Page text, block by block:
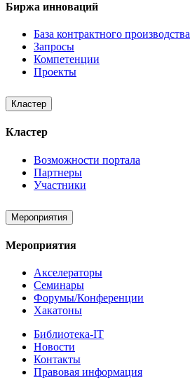
Биржа инноваций
База контрактного производства
Запросы
Компетенции
Проекты
Кластер
Кластер
Возможности портала
Партнеры
Участники
Мероприятия
Мероприятия
Акселераторы
Семинары
Форумы/Конференции
Хакатоны
Библиотека-IT
Новости
Контакты
Правовая информация